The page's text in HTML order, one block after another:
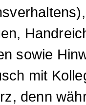
sowie
mit
denn